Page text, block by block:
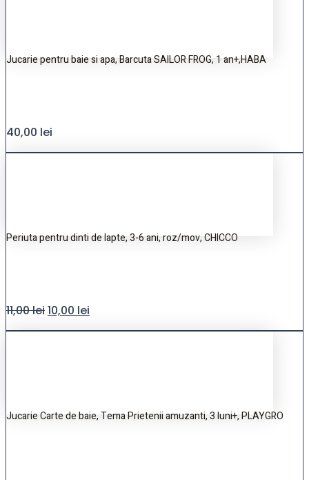
Jucarie pentru baie si apa, Barcuta SAILOR FROG, 1 an+,HABA
40,00 lei
Periuta pentru dinti de lapte, 3-6 ani, roz/mov, CHICCO
11,00lei10,00 lei
Jucarie Carte de baie, Tema Prietenii amuzanti, 3 luni+, PLAYGRO